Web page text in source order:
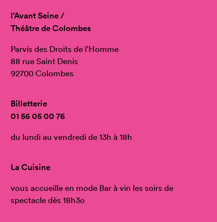
l’Avant Seine /
Théâtre de Colombes
Parvis des Droits de l’Homme
88 rue Saint Denis
92700 Colombes
Billetterie
01 56 05 00 76
du lundi au vendredi de 13h à 18h
La Cuisine
vous accueille en mode Bar à vin les soirs de
spectacle dès 18h3o